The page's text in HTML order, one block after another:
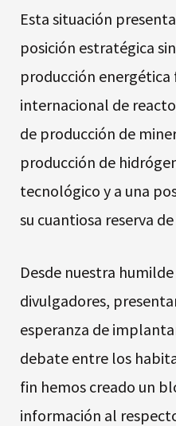
Esta situación
posición estratégica
producción
internacional de
de producción de
producción de
tecnológico y a una
su cuantiosa reserva
Desde nuestra
divulgadores,
esperanza de
debate entre los
fin hemos creado un
información al